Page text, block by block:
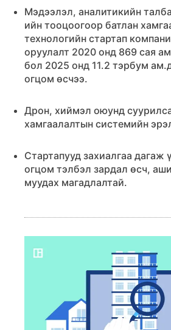
Мэдээлэл, аналитикийн
ийн тооцоогоор батлан
технологийн стартап
оруулалт 2020 онд 869 сая
бол 2025 онд 11.2 тэрбум
огцом өсчээ.
Дрон, хиймэл оюунд
хамгаалалтын системийн
Стартапууд захиалгаа дагаж
огцом тэлбэл зардал өсч,
муудах магадлалтай.